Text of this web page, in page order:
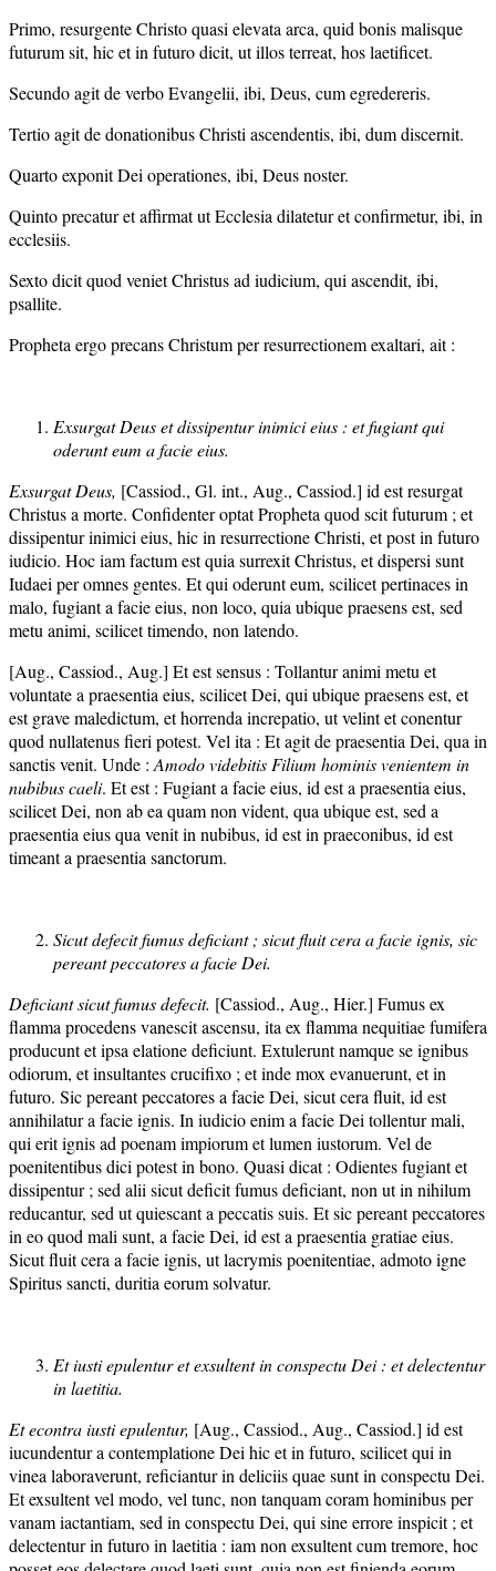
Primo, resurgente Christo quasi elevata arca, quid bonis malisque
futurum sit, hic et in futuro dicit, ut illos terreat, hos laetificet.
Secundo agit de verbo Evangelii, ibi, Deus, cum egredereris.
Tertio agit de donationibus Christi ascendentis, ibi, dum discernit.
Quarto exponit Dei operationes, ibi, Deus noster.
Quinto precatur et affirmat ut Ecclesia dilatetur et confirmetur, ibi, in
ecclesiis.
Sexto dicit quod veniet Christus ad iudicium, qui ascendit, ibi,
psallite.
Propheta ergo precans Christum per resurrectionem exaltari, ait :
Exsurgat Deus et dissipentur inimici eius : et fugiant qui
oderunt eum a facie eius.
Exsurgat Deus, [Cassiod., Gl. int., Aug., Cassiod.] id est resurgat
Christus a morte. Confidenter optat Propheta quod scit futurum ; et
dissipentur inimici eius, hic in resurrectione Christi, et post in futuro
iudicio. Hoc iam factum est quia surrexit Christus, et dispersi sunt
Iudaei per omnes gentes. Et qui oderunt eum, scilicet pertinaces in
malo, fugiant a facie eius, non loco, quia ubique praesens est, sed
metu animi, scilicet timendo, non latendo.
[Aug., Cassiod., Aug.] Et est sensus : Tollantur animi metu et
voluntate a praesentia eius, scilicet Dei, qui ubique praesens est, et
est grave maledictum, et horrenda increpatio, ut velint et conentur
quod nullatenus fieri potest. Vel ita : Et agit de praesentia Dei, qua in
sanctis venit. Unde : Amodo videbitis Filium hominis venientem in
nubibus caeli. Et est : Fugiant a facie eius, id est a praesentia eius,
scilicet Dei, non ab ea quam non vident, qua ubique est, sed a
praesentia eius qua venit in nubibus, id est in praeconibus, id est
timeant a praesentia sanctorum.
Sicut defecit fumus deficiant ; sicut fluit cera a facie ignis, sic
pereant peccatores a facie Dei.
Deficiant sicut fumus defecit. [Cassiod., Aug., Hier.] Fumus ex
flamma procedens vanescit ascensu, ita ex flamma nequitiae fumifera
producunt et ipsa elatione deficiunt. Extulerunt namque se ignibus
odiorum, et insultantes crucifixo ; et inde mox evanuerunt, et in
futuro. Sic pereant peccatores a facie Dei, sicut cera fluit, id est
annihilatur a facie ignis. In iudicio enim a facie Dei tollentur mali,
qui erit ignis ad poenam impiorum et lumen iustorum. Vel de
poenitentibus dici potest in bono. Quasi dicat : Odientes fugiant et
dissipentur ; sed alii sicut deficit fumus deficiant, non ut in nihilum
reducantur, sed ut quiescant a peccatis suis. Et sic pereant peccatores
in eo quod mali sunt, a facie Dei, id est a praesentia gratiae eius.
Sicut fluit cera a facie ignis, ut lacrymis poenitentiae, admoto igne
Spiritus sancti, duritia eorum solvatur.
Et iusti epulentur et exsultent in conspectu Dei : et delectentur
in laetitia.
Et econtra iusti epulentur, [Aug., Cassiod., Aug., Cassiod.] id est
iucundentur a contemplatione Dei hic et in futuro, scilicet qui in
vinea laboraverunt, reficiantur in deliciis quae sunt in conspectu Dei.
Et exsultent vel modo, vel tunc, non tanquam coram hominibus per
vanam iactantiam, sed in conspectu Dei, qui sine errore inspicit ; et
delectentur in futuro in laetitia : iam non exsultent cum tremore, hoc